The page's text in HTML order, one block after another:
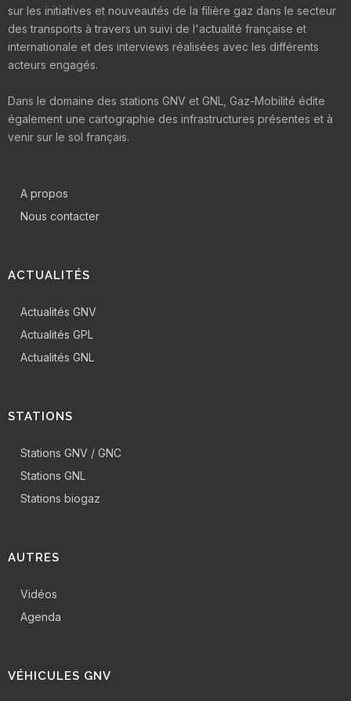
sur les initiatives et nouveautés de la filière gaz dans le secteur
des transports à travers un suivi de l'actualité française et
internationale et des interviews réalisées avec les différents
acteurs engagés.
Dans le domaine des stations GNV et GNL, Gaz-Mobilité édite
également une cartographie des infrastructures présentes et à
venir sur le sol français.
A propos
Nous contacter
ACTUALITÉS
Actualités GNV
Actualités GPL
Actualités GNL
STATIONS
Stations GNV / GNC
Stations GNL
Stations biogaz
AUTRES
Vidéos
Agenda
VÉHICULES GNV